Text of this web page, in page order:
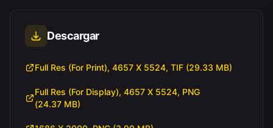
Descargar
Full Res (For Print), 4657 X 5524, TIF (29.33 MB)
Full Res (For Display), 4657 X 5524, PNG
(24.37 MB)